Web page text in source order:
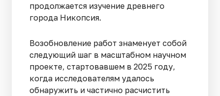
продолжается изучение древнего
города Никопсия.
Возобновление работ знаменует собой
следующий шаг в масштабном научном
проекте, стартовавшем в 2025 году,
когда исследователям удалось
обнаружить и частично расчистить